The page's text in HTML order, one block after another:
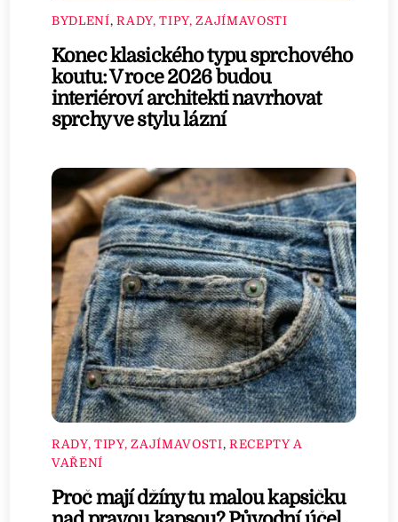
BYDLENÍ,RADY, TIPY, ZAJÍMAVOSTI
Konec klasického typu sprchového
koutu: V roce 2026 budou
interiéroví architekti navrhovat
sprchy ve stylu lázní
RADY, TIPY, ZAJÍMAVOSTI, RECEPTY A
VAŘENÍ
Proč mají džíny tu malou kapsičku